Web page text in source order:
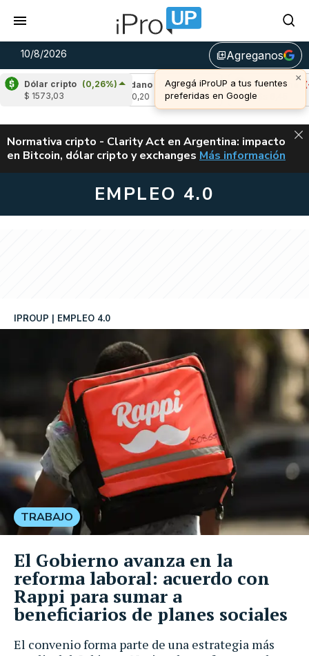
10/8/2026 library_addAgreganos
×
Agregá iProUP a tus fuentes
preferidas en Google
Dólar cripto (0,26%)
$ 1573,03
Cardano
(-1,28%)
Avalanche (-
u$s 6,45
ALERTA
Normativa cripto - Clarity Act en Argentina: impacto
en Bitcoin, dólar cripto y exchanges CLARITY ACT EN
Más información
EMPLEO 4.0
El convenio forma parte de una estrategia más
IPROUP EMPLEO 4.0
TRABAJO
El Gobierno avanza en la
reforma laboral: acuerdo con
Rappi para sumar a
beneficiarios de planes sociales